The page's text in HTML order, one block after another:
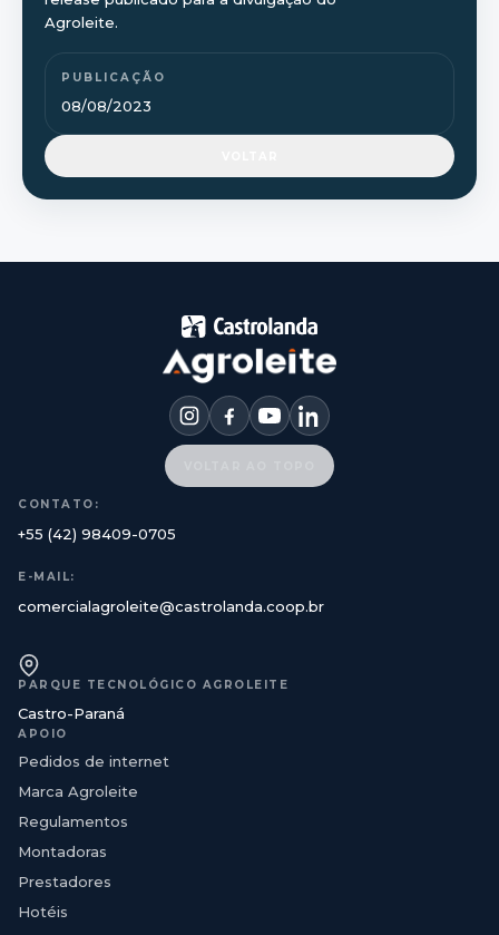
Agroleite.
PUBLICAÇÃO
08/08/2023
CONTATO:
+55 (42) 98409-0705
E-MAIL:
comercialagroleite@castrolanda.coop.br
PARQUE TECNOLÓGICO AGROLEITE
Castro-Paraná
APOIO
Pedidos de internet
Marca Agroleite
Regulamentos
Montadoras
Prestadores
Hotéis